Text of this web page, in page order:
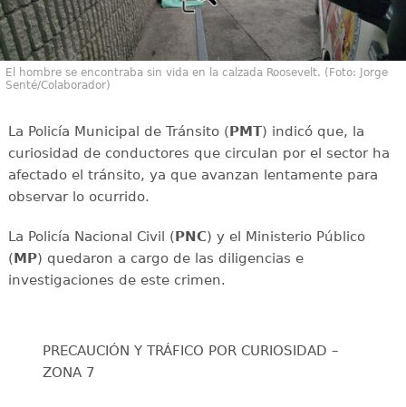
El hombre se encontraba sin vida en la calzada Roosevelt. (Foto: Jorge
Senté/Colaborador)
La Policía Municipal de Tránsito (PMT) indicó que, la
curiosidad de conductores que circulan por el sector ha
afectado el tránsito, ya que avanzan lentamente para
observar lo ocurrido.
La Policía Nacional Civil (PNC) y el Ministerio Público
(MP) quedaron a cargo de las diligencias e
investigaciones de este crimen.
PRECAUCIÓN Y TRÁFICO POR CURIOSIDAD –
ZONA 7